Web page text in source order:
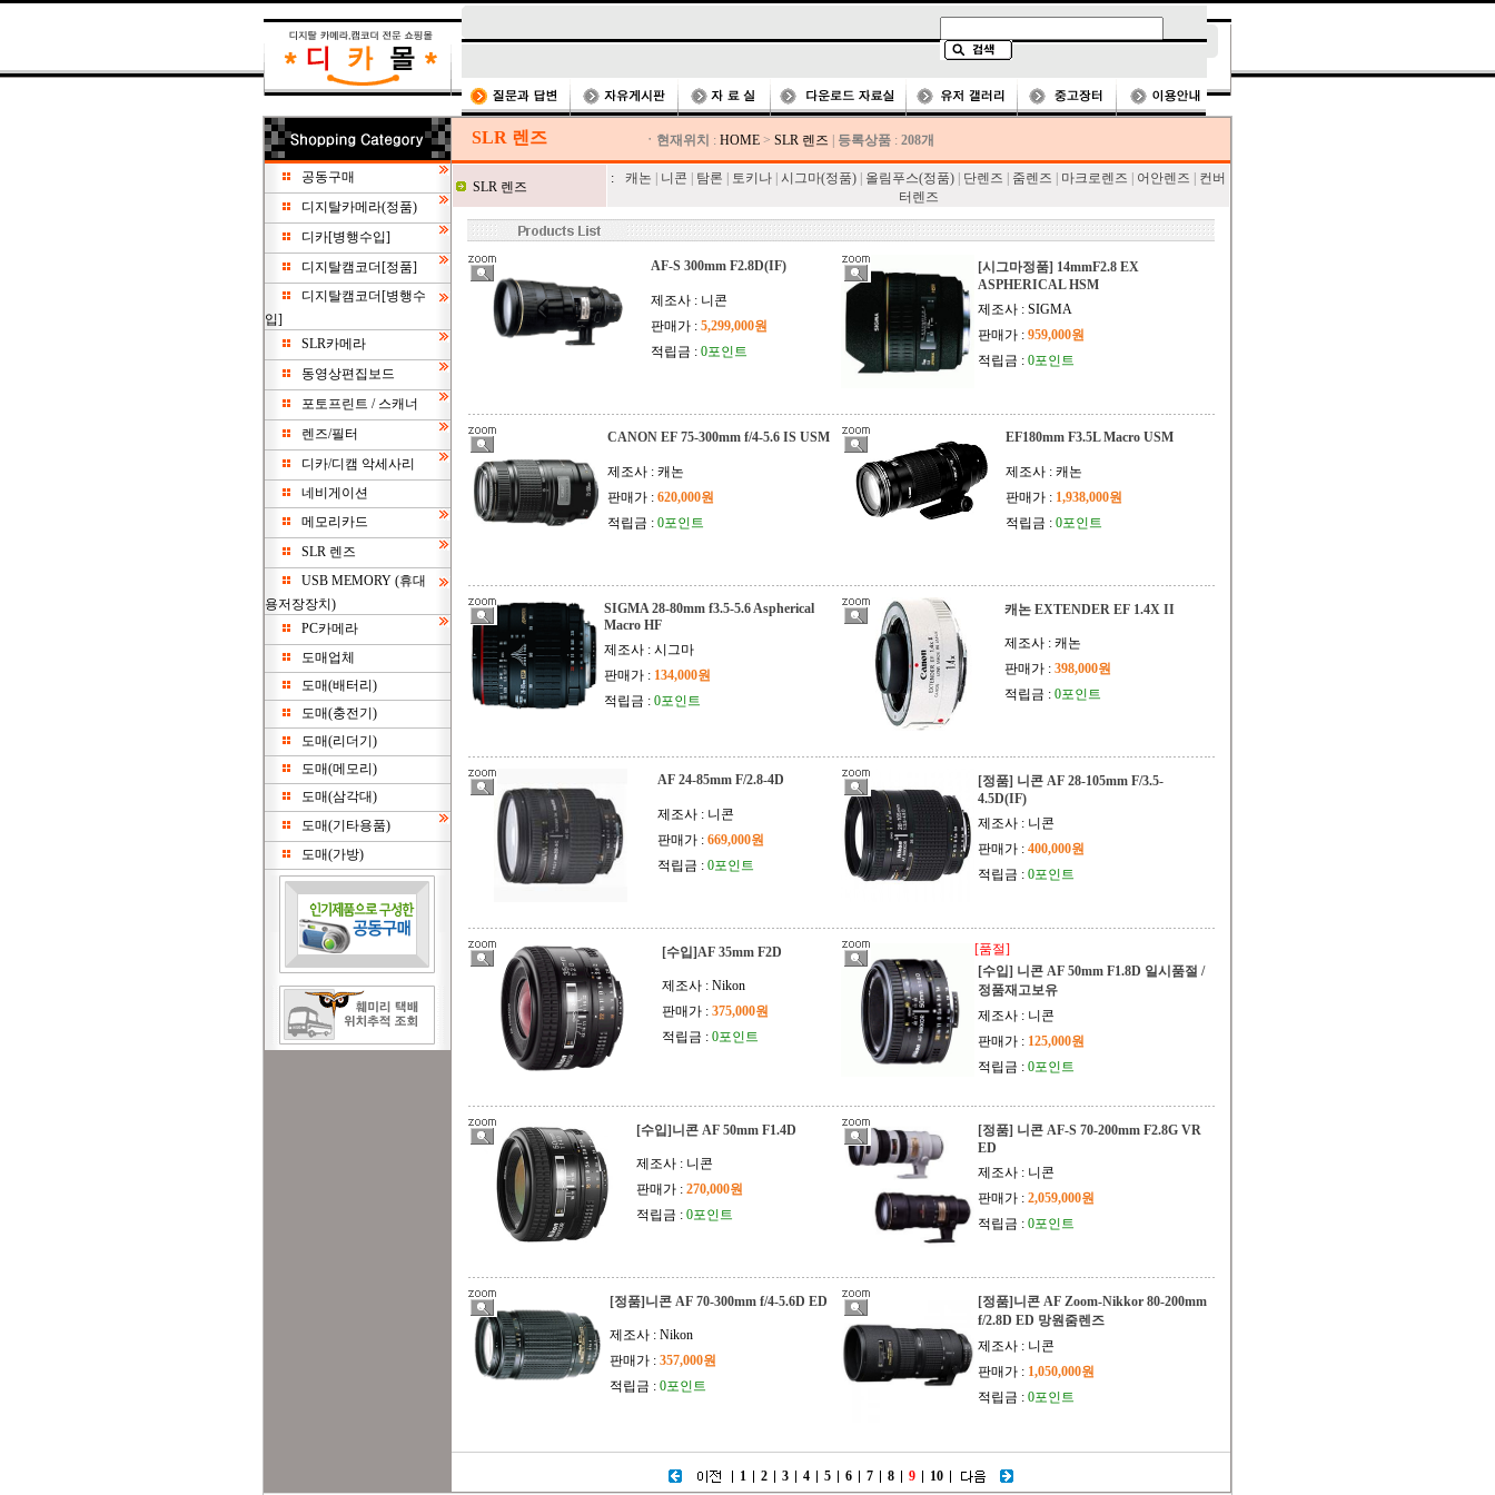
공동구매
디지탈카메라(정품)
디카[병행수입]
디지탈캠코더[정품]
디지탈캠코더[병행수
입]
SLR카메라
동영상편집보드
포토프린트 / 스캐너
렌즈/필터
디카/디캠 악세사리
네비게이션
메모리카드
SLR 렌즈
USB MEMORY (휴대
용저장장치)
PC카메라
도매업체
도매(배터리)
도매(충전기)
도매(리더기)
도매(메모리)
도매(삼각대)
도매(기타용품)
도매(가방)
SLR 렌즈 ㆍ현재위치 : HOME > SLR 렌즈 등록상품 : 208개
SLR 렌즈
: 캐논 니콘 탐론 토키나 시그마(정품) 올림푸스(정품) 단렌즈 줌렌즈 마크로렌즈 어안렌즈
컨버
터렌즈
AF-S 300mm F2.8D(IF)
제조사 : 니콘
판매가 : 5,299,000원
적립금 : 0포인트
[시그마정품] 14mmF2.8 EX
ASPHERICAL HSM
제조사 : SIGMA
판매가 : 959,000원
적립금 : 0포인트
CANON EF 75-300mm f/4-5.6 IS USM
제조사 : 캐논
판매가 : 620,000원
적립금 : 0포인트
EF180mm F3.5L Macro USM
제조사 : 캐논
판매가 : 1,938,000원
적립금 : 0포인트
SIGMA 28-80mm f3.5-5.6 Aspherical
Macro HF
제조사 : 시그마
판매가 : 134,000원
적립금 : 0포인트
캐논 EXTENDER EF 1.4X II
제조사 : 캐논
판매가 : 398,000원
적립금 : 0포인트
AF 24-85mm F/2.8-4D
제조사 : 니콘
판매가 : 669,000원
적립금 : 0포인트
[정품] 니콘 AF 28-105mm F/3.5-
4.5D(IF)
제조사 : 니콘
판매가 : 400,000원
적립금 : 0포인트
[수입]AF 35mm F2D
제조사 : Nikon
판매가 : 375,000원
적립금 : 0포인트
[품절]
[수입] 니콘 AF 50mm F1.8D 일시품절 /
정품재고보유
제조사 : 니콘
판매가 : 125,000원
적립금 : 0포인트
[수입]니콘 AF 50mm F1.4D
제조사 : 니콘
판매가 : 270,000원
적립금 : 0포인트
[정품] 니콘 AF-S 70-200mm F2.8G VR
ED
제조사 : 니콘
판매가 : 2,059,000원
적립금 : 0포인트
[정품]니콘 AF 70-300mm f/4-5.6D ED
제조사 : Nikon
판매가 : 357,000원
적립금 : 0포인트
[정품]니콘 AF Zoom-Nikkor 80-200mm
f/2.8D ED 망원줌렌즈
제조사 : 니콘
판매가 : 1,050,000원
적립금 : 0포인트
1 2 3 4 5 6 7 8 9 10